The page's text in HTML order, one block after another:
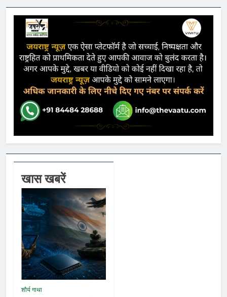
खास खबरें
शौर्य गाथा